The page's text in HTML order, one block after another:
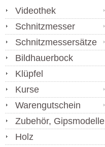
Videothek
Schnitzmesser
Schnitzmessersätze
Bildhauerbock
Klüpfel
Kurse
Warengutschein
Zubehör, Gipsmodelle
Holz